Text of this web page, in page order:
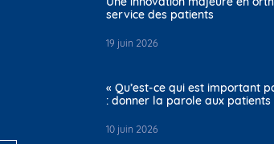
service des patients
19 juin 2026
« Qu’est-ce qui est important
: donner la parole aux patients
10 juin 2026